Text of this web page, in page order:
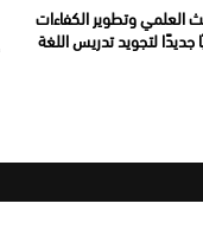
العلمي وتطوير الكفاءات
جديدًا لتجويد تدريس اللغة